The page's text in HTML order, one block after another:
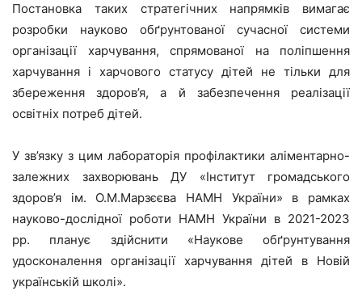
Постановка таких стратегічних напрямків вимагає
розробки науково обґрунтованої сучасної системи
організації харчування, спрямованої на поліпшення
харчування і харчового статусу дітей не тільки для
збереження здоров’я, а й забезпечення реалізації
освітніх потреб дітей.
У зв’язку з цим лабораторія профілактики аліментарно-
залежних захворювань ДУ «Інститут громадського
здоров’я ім. О.М.Марзєєва НАМН України» в рамках
науково-дослідної роботи НАМН України в 2021-2023
рр. планує здійснити «Наукове обґрунтування
удосконалення організації харчування дітей в Новій
українській школі».